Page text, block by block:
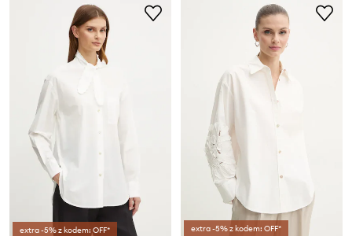
extra -5% z kodem: OFF* extra -5% z kodem: OFF*